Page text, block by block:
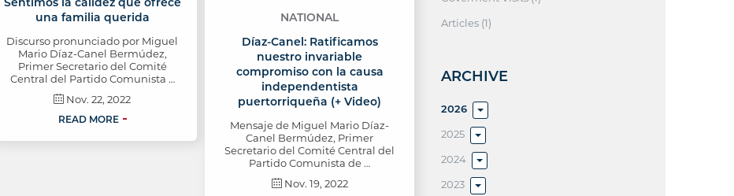
una familia querida
Discurso pronunciado por Miguel
Mario Díaz-Canel Bermúdez,
Primer Secretario del Comité
Central del Partido Comunista …
Nov. 22, 2022
READ MORE
NATIONAL
Díaz-Canel: Ratificamos
nuestro invariable
compromiso con la causa
independentista
puertorriqueña (+ Video)
Mensaje de Miguel Mario Díaz-
Canel Bermúdez, Primer
Secretario del Comité Central del
Partido Comunista de …
Nov. 19, 2022
Articles (1)
ARCHIVE
2026
2025
2024
2023